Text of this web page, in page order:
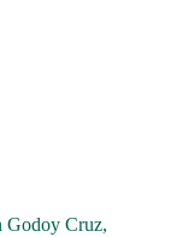
Godoy Cruz,